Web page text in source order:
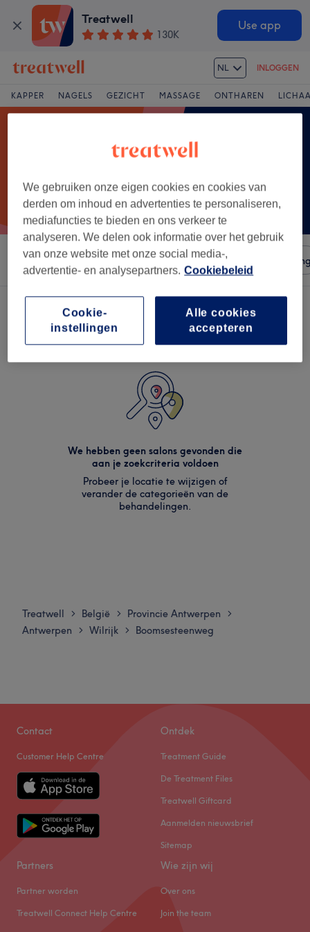
Treatwell
130K
Use app
NL INLOGGEN
KAPPER NAGELS GEZICHT MASSAGE ONTHAREN
Sorteer op Salons Expresaanbiedingen
We hebben geen salons gevonden die
aan je zoekcriteria voldoen
Probeer je locatie te wijzigen of
verander de categorieën van de
behandelingen.
Treatwell > België > Provincie Antwerpen >
Antwerpen > Wilrijk > Boomsesteenweg
Contact
Customer Help Centre
Ontdek
Treatment Guide
De Treatment Files
Treatwell Giftcard
Aanmelden nieuwsbrief
Sitemap
Partners
Partner worden
Treatwell Connect Help Centre
Wie zijn wij
Over ons
Join the team
We gebruiken onze eigen cookies en cookies van
derden om inhoud en advertenties te personaliseren,
mediafuncties te bieden en ons verkeer te
analyseren. We delen ook informatie over het gebruik
van onze website met onze social media-,
advertentie- en analysepartners. Cookiebeleid
Alle cookies
accepteren
Cookie-
instellingen